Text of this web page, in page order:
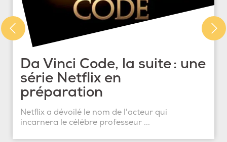
Da Vinci Code, la suite : une
série Netflix en
préparation
Netflix a dévoilé le nom de l'acteur qui
incarnera le célèbre professeur ...